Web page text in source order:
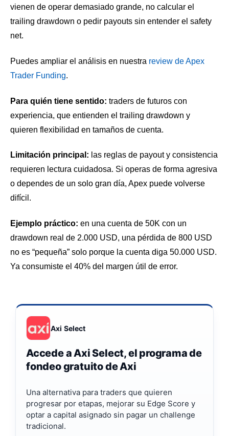
vienen de operar demasiado grande, no calcular el
trailing drawdown o pedir payouts sin entender el safety
net.
Puedes ampliar el análisis en nuestra review de Apex
Trader Funding.
Para quién tiene sentido: traders de futuros con
experiencia, que entienden el trailing drawdown y
quieren flexibilidad en tamaños de cuenta.
Limitación principal: las reglas de payout y consistencia
requieren lectura cuidadosa. Si operas de forma agresiva
o dependes de un solo gran día, Apex puede volverse
difícil.
Ejemplo práctico: en una cuenta de 50K con un
drawdown real de 2.000 USD, una pérdida de 800 USD
no es “pequeña” solo porque la cuenta diga 50.000 USD.
Ya consumiste el 40% del margen útil de error.
Axi Select
Accede a Axi Select, el programa de
fondeo gratuito de Axi
Una alternativa para traders que quieren
progresar por etapas, mejorar su Edge Score y
optar a capital asignado sin pagar un challenge
tradicional.